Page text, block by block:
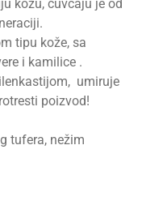
kožu, čuvcaju je od
tipu kože, sa
i kamilice .
umiruje
poizvod!
tufera, nežim